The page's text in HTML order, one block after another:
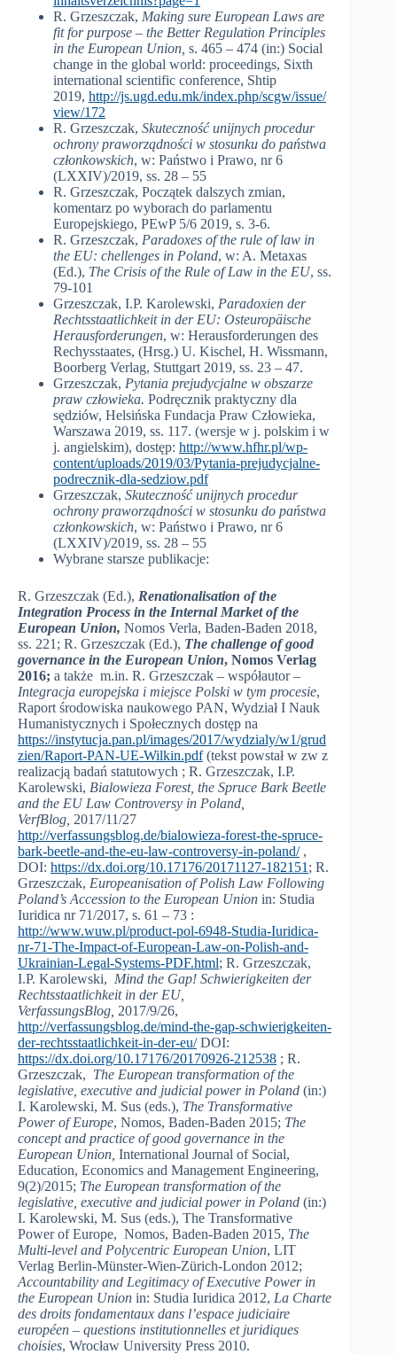
R. Grzeszczak, Making sure European Laws are
fit for purpose – the Better Regulation Principles
in the European Union, s. 465 – 474 (in:) Social
change in the global world: proceedings, Sixth
international scientific conference, Shtip
2019, http://js.ugd.edu.mk/index.php/scgw/issue/
view/172
R. Grzeszczak, Skuteczność unijnych procedur
ochrony praworządności w stosunku do państwa
członkowskich, w: Państwo i Prawo, nr 6
(LXXIV)/2019, ss. 28 – 55
R. Grzeszczak, Początek dalszych zmian,
komentarz po wyborach do parlamentu
Europejskiego, PEwP 5/6 2019, s. 3-6.
R. Grzeszczak, Paradoxes of the rule of law in
the EU: chellenges in Poland, w: A. Metaxas
(Ed.), The Crisis of the Rule of Law in the EU, ss.
79-101
Grzeszczak, I.P. Karolewski, Paradoxien der
Rechtsstaatlichkeit in der EU: Osteuropäische
Herausforderungen, w: Herausforderungen des
Rechysstaates, (Hrsg.) U. Kischel, H. Wissmann,
Boorberg Verlag, Stuttgart 2019, ss. 23 – 47.
Grzeszczak, Pytania prejudycjalne w obszarze
praw człowieka. Podręcznik praktyczny dla
sędziów, Helsińska Fundacja Praw Człowieka,
Warszawa 2019, ss. 117. (wersje w j. polskim i w
j. angielskim), dostęp: http://www.hfhr.pl/wp-
content/uploads/2019/03/Pytania-prejudycjalne-
podrecznik-dla-sedziow.pdf
Grzeszczak, Skuteczność unijnych procedur
ochrony praworządności w stosunku do państwa
członkowskich, w: Państwo i Prawo, nr 6
(LXXIV)/2019, ss. 28 – 55
Wybrane starsze publikacje:
R. Grzeszczak (Ed.), Renationalisation of the
Integration Process in the Internal Market of the
European Union, Nomos Verla, Baden-Baden 2018,
ss. 221; R. Grzeszczak (Ed.), The challenge of good
governance in the European Union, Nomos Verlag
2016; a także m.in. R. Grzeszczak – współautor –
Integracja europejska i miejsce Polski w tym procesie,
Raport środowiska naukowego PAN, Wydział I Nauk
Humanistycznych i Społecznych dostęp na
https://instytucja.pan.pl/images/2017/wydzialy/w1/grud
zien/Raport-PAN-UE-Wilkin.pdf(tekst powstał w zw z
realizacją badań statutowych ; R. Grzeszczak, I.P.
Karolewski, Bialowieza Forest, the Spruce Bark Beetle
and the EU Law Controversy in Poland,
VerfBlog, 2017/11/27
http://verfassungsblog.de/bialowieza-forest-the-spruce-
bark-beetle-and-the-eu-law-controversy-in-poland/,
DOI: https://dx.doi.org/10.17176/20171127-182151 ; R.
Grzeszczak, Europeanisation of Polish Law Following
Poland’s Accession to the European Union in: Studia
Iuridica nr 71/2017, s. 61 – 73 :
http://www.wuw.pl/product-pol-6948-Studia-Iuridica-
nr-71-The-Impact-of-European-Law-on-Polish-and-
Ukrainian-Legal-Systems-PDF.html; R. Grzeszczak,
I.P. Karolewski, Mind the Gap! Schwierigkeiten der
Rechtsstaatlichkeit in der EU,
VerfassungsBlog, 2017/9/26,
http://verfassungsblog.de/mind-the-gap-schwierigkeiten-
der-rechtsstaatlichkeit-in-der-eu/DOI:
https://dx.doi.org/10.17176/20170926-212538 ; R.
Grzeszczak, The European transformation of the
legislative, executive and judicial power in Poland (in:)
I. Karolewski, M. Sus (eds.), The Transformative
Power of Europe, Nomos, Baden-Baden 2015; The
concept and practice of good governance in the
European Union, International Journal of Social,
Education, Economics and Management Engineering,
9(2)/2015; The European transformation of the
legislative, executive and judicial power in Poland (in:)
I. Karolewski, M. Sus (eds.), The Transformative
Power of Europe, Nomos, Baden-Baden 2015, The
Multi-level and Polycentric European Union, LIT
Verlag Berlin-Münster-Wien-Zürich-London 2012;
Accountability and Legitimacy of Executive Power in
the European Union in: Studia Iuridica 2012, La Charte
des droits fondamentaux dans l’espace judiciaire
européen – questions institutionnelles et juridiques
choisies, Wrocław University Press 2010.